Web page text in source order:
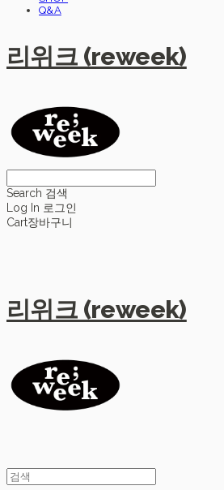
Q&A
리위크 (reweek)
Search 검색
Log In 로그인
Cart장바구니
리위크 (reweek)